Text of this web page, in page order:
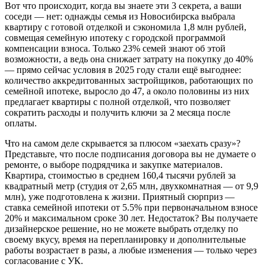
Вот что происходит, когда вы знаете эти 3 секрета, а ваши
соседи — нет: однажды семья из Новосибирска выбрала
квартиру с готовой отделкой и сэкономила 1,8 млн рублей,
совмещая семейную ипотеку с городской программой
компенсации взноса. Только 23% семей знают об этой
возможности, а ведь она снижает затрату на покупку до 40%
— прямо сейчас условия в 2025 году стали ещё выгоднее:
количество аккредитованных застройщиков, работающих по
семейной ипотеке, выросло до 47, а около половины из них
предлагает квартиры с полной отделкой, что позволяет
сократить расходы и получить ключи за 2 месяца после
оплаты.
Что на самом деле скрывается за плюсом «заехать сразу»?
Представьте, что после подписания договора вы не думаете о
ремонте, о выборе подрядчика и закупке материалов.
Квартира, стоимостью в среднем 160,4 тысячи рублей за
квадратный метр (студия от 2,65 млн, двухкомнатная — от 9,9
млн), уже подготовлена к жизни. Приятный сюрприз —
ставка семейной ипотеки от 5.5% при первоначальном взносе
20% и максимальном сроке 30 лет. Недостаток? Вы получаете
дизайнерское решение, но не можете выбрать отделку по
своему вкусу, время на перепланировку и дополнительные
работы возрастает в разы, а любые изменения — только через
согласование с УК.